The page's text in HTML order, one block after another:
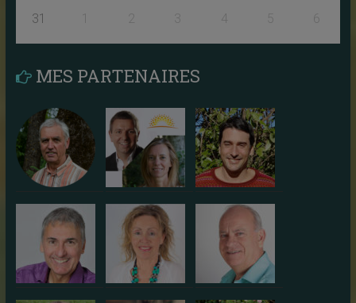
31 1 2 3 4 5 6
MES PARTENAIRES